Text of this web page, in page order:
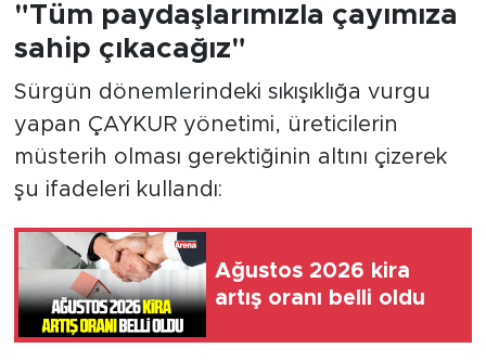
"Tüm paydaşlarımızla çayımıza
sahip çıkacağız"
Sürgün dönemlerindeki sıkışıklığa vurgu
yapan ÇAYKUR yönetimi, üreticilerin
müsterih olması gerektiğinin altını çizerek
şu ifadeleri kullandı:
Ağustos 2026 kira
artış oranı belli oldu